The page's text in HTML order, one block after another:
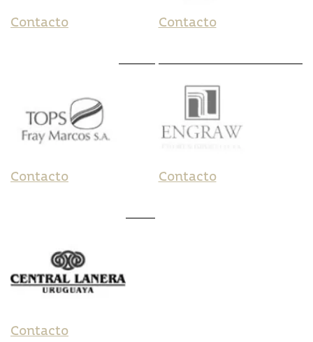
Contacto Contacto
Contacto Contacto
Contacto